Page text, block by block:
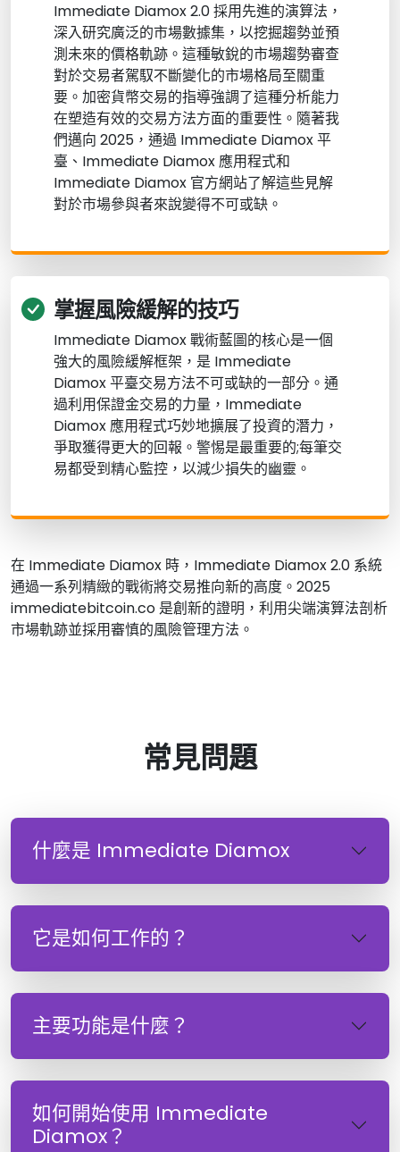
Immediate Diamox 2.0 採用先進的演算法，
深入研究廣泛的市場數據集，以挖掘趨勢並預
測未來的價格軌跡。這種敏銳的市場趨勢審查
對於交易者駕馭不斷變化的市場格局至關重
要。加密貨幣交易的指導強調了這種分析能力
在塑造有效的交易方法方面的重要性。隨著我
們邁向 2025，通過 Immediate Diamox 平
臺、Immediate Diamox 應用程式和
Immediate Diamox 官方網站了解這些見解
對於市場參與者來說變得不可或缺。
掌握風險緩解的技巧
Immediate Diamox 戰術藍圖的核心是一個
強大的風險緩解框架，是 Immediate
Diamox 平臺交易方法不可或缺的一部分。通
過利用保證金交易的力量，Immediate
Diamox 應用程式巧妙地擴展了投資的潛力，
爭取獲得更大的回報。警惕是最重要的;每筆交
易都受到精心監控，以減少損失的幽靈。
在 Immediate Diamox 時，Immediate Diamox 2.0 系統
通過一系列精緻的戰術將交易推向新的高度。2025
immediatebitcoin.co 是創新的證明，利用尖端演算法剖析
市場軌跡並採用審慎的風險管理方法。
常見問題
什麼是 Immediate Diamox
它是如何工作的？
主要功能是什麼？
如何開始使用 Immediate
Diamox？